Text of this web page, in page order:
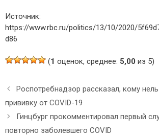
Источник:
https://www.rbc.ru/politics/13/10/2020/
d86
(1 оценок, среднее: 5,00 из 5)
Н
а
и
г
Роспотребнадзор рассказал, кому
прививку от COVID-19
Гинцбург прокомментировал первый
повторно заболевшего COVID